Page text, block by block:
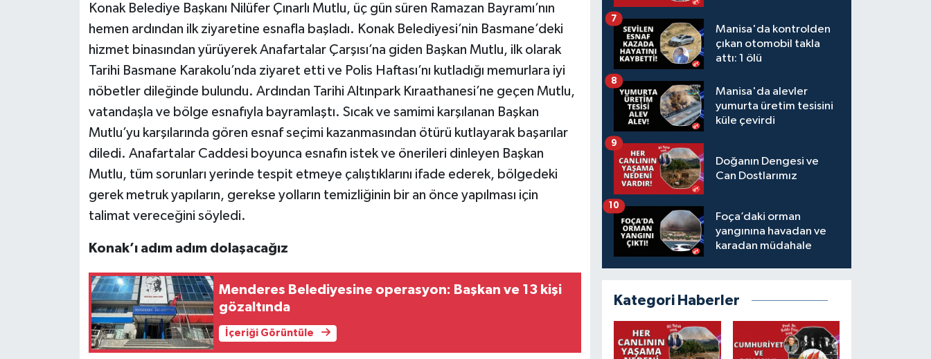
Konak Belediye Başkanı Nilüfer Çınarlı Mutlu, üç gün süren Ramazan Bayramı’nın
hemen ardından ilk ziyaretine esnafla başladı. Konak Belediyesi’nin Basmane’deki
hizmet binasından yürüyerek Anafartalar Çarşısı’na giden Başkan Mutlu, ilk olarak
Tarihi Basmane Karakolu’nda ziyaret etti ve Polis Haftası’nı kutladığı memurlara iyi
nöbetler dileğinde bulundu. Ardından Tarihi Altınpark Kıraathanesi’ne geçen Mutlu,
vatandaşla ve bölge esnafıyla bayramlaştı. Sıcak ve samimi karşılanan Başkan
Mutlu’yu karşılarında gören esnaf seçimi kazanmasından ötürü kutlayarak başarılar
diledi. Anafartalar Caddesi boyunca esnafın istek ve önerileri dinleyen Başkan
Mutlu, tüm sorunları yerinde tespit etmeye çalıştıklarını ifade ederek, bölgedeki
gerek metruk yapıların, gerekse yolların temizliğinin bir an önce yapılması için
talimat vereceğini söyledi.
Konak’ı adım adım dolaşacağız
Menderes Belediyesine operasyon: Başkan ve 13 kişi
gözaltında
İçeriği Görüntüle
Manisa'da kontrolden
çıkan otomobil takla
attı: 1 ölü
7
Manisa'da alevler
yumurta üretim tesisini
küle çevirdi
8
Doğanın Dengesi ve
Can Dostlarımız
9
Foça’daki orman
yangınına havadan ve
karadan müdahale
10
Kategori Haberler